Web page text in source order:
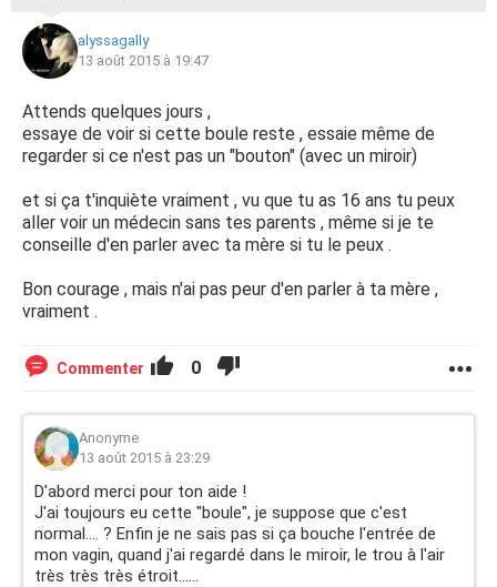
alyssagally
13 août 2015 à 19:47
Attends quelques jours ,
essaye de voir si cette boule reste , essaie même de
regarder si ce n'est pas un "bouton" (avec un miroir)
et si ça t'inquiète vraiment , vu que tu as 16 ans tu peux
aller voir un médecin sans tes parents , même si je te
conseille d'en parler avec ta mère si tu le peux .
Bon courage , mais n'ai pas peur d'en parler à ta mère ,
vraiment .
Commenter 0
Anonyme
13 août 2015 à 23:29
D'abord merci pour ton aide !
J'ai toujours eu cette "boule", je suppose que c'est
normal.... ? Enfin je ne sais pas si ça bouche l'entrée de
mon vagin, quand j'ai regardé dans le miroir, le trou à l'air
très très très étroit......